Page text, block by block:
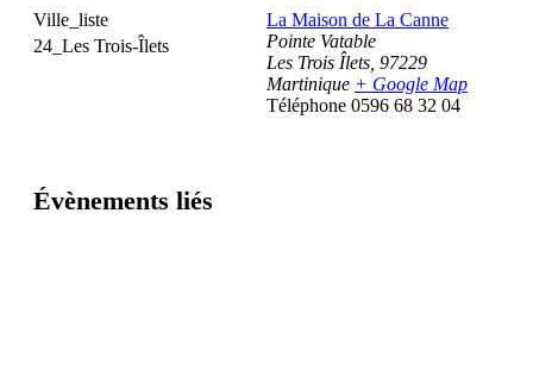
La Maison de La Canne
Pointe Vatable
Les Trois Îlets 97229
Martinique + Google Map
Téléphone 0596 68 32 04
Ville_liste
24_Les Trois-Îlets
Évènements liés